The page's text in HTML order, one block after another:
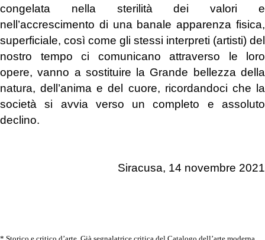
congelata nella sterilità dei valori e
nell’accrescimento di una banale apparenza fisica,
superficiale, così come gli stessi interpreti (artisti) del
nostro tempo ci comunicano attraverso le loro
opere, vanno a sostituire la Grande bellezza della
natura, dell’anima e del cuore, ricordandoci che la
società si avvia verso un completo e assoluto
declino.
Siracusa, 14 novembre 2021